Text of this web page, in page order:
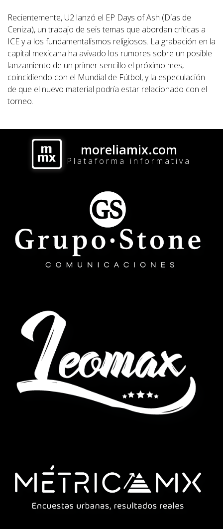
Recientemente, U2 lanzó el EP Days of Ash (Días de
Ceniza), un trabajo de seis temas que abordan críticas a
ICE y a los fundamentalismos religiosos. La grabación en la
capital mexicana ha avivado los rumores sobre un posible
lanzamiento de un primer sencillo el próximo mes,
coincidiendo con el Mundial de Fútbol, y la especulación
de que el nuevo material podría estar relacionado con el
torneo.
moreliamix.com
Plataforma informativa